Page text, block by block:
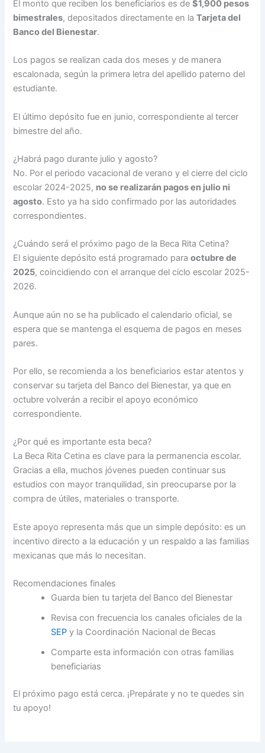
El monto que reciben los beneficiarios es de$1,900 pesos
bimestrales, depositados directamente en laTarjeta del
Banco del Bienestar.
Los pagos se realizan cada dos meses y de manera
escalonada, según la primera letra del apellido paterno del
estudiante.
El último depósito fue en junio, correspondiente al tercer
bimestre del año.
¿Habrá pago durante julio y agosto?
No. Por el periodo vacacional de verano y el cierre del ciclo
escolar 2024-2025, no se realizarán pagos en julio ni
agosto. Esto ya ha sido confirmado por las autoridades
correspondientes.
¿Cuándo será el próximo pago de la Beca Rita Cetina?
El siguiente depósito está programado paraoctubre de
2025, coincidiendo con el arranque del ciclo escolar 2025-
2026.
Aunque aún no se ha publicado el calendario oficial, se
espera que se mantenga el esquema de pagos en meses
pares.
Por ello, se recomienda a los beneficiarios estar atentos y
conservar su tarjeta del Banco del Bienestar, ya que en
octubre volverán a recibir el apoyo económico
correspondiente.
¿Por qué es importante esta beca?
La Beca Rita Cetina es clave para la permanencia escolar.
Gracias a ella, muchos jóvenes pueden continuar sus
estudios con mayor tranquilidad, sin preocuparse por la
compra de útiles, materiales o transporte.
Este apoyo representa más que un simple depósito: es un
incentivo directo a la educación y un respaldo a las familias
mexicanas que más lo necesitan.
Recomendaciones finales
Guarda bien tu tarjeta del Banco del Bienestar
Revisa con frecuencia los canales oficiales de la
SEP y la Coordinación Nacional de Becas
Comparte esta información con otras familias
beneficiarias
El próximo pago está cerca. ¡Prepárate y no te quedes sin
tu apoyo!